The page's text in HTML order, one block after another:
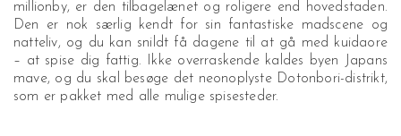
millionby, er den tilbagelænet og roligere end hovedstaden.
Den er nok særlig kendt for sin fantastiske madscene og
natteliv, og du kan snildt få dagene til at gå med kuidaore
– at spise dig fattig. Ikke overraskende kaldes byen Japans
mave, og du skal besøge det neonoplyste Dotonbori-distrikt,
som er pakket med alle mulige spisesteder.